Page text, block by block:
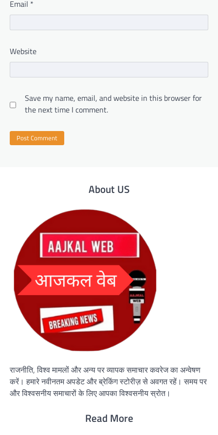
Email *
Website
Save my name, email, and website in this browser for
the next time I comment.
About US
राजनीति, विश्व मामलों और अन्य पर व्यापक समाचार कवरेज का अन्वेषण
करें। हमारे नवीनतम अपडेट और ब्रेकिंग स्टोरीज़ से अवगत रहें। समय पर
और विश्वसनीय समाचारों के लिए आपका विश्वसनीय स्रोत।
Read More